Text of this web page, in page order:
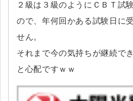
２級は３級のようにＣＢＴ試
ので、年何回かある試験日に
せん。
それまで今の気持ちが継続で
と心配ですｗｗ